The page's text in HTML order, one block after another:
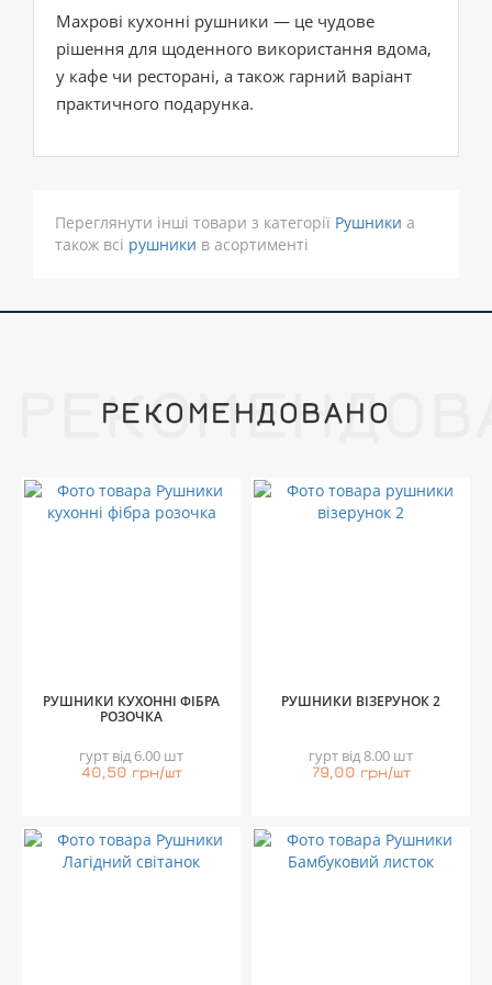
Махрові кухонні рушники — це чудове
рішення для щоденного використання вдома,
у кафе чи ресторані, а також гарний варіант
практичного подарунка.
Переглянути інші товари з категорії Рушники а
також всі рушники в асортименті
РЕКОМЕНДОВАНО
РУШНИКИ КУХОННІ ФІБРА
РОЗОЧКА
гурт від 6.00 шт
40,50 грн/шт
РУШНИКИ ВІЗЕРУНОК 2
гурт від 8.00 шт
79,00 грн/шт